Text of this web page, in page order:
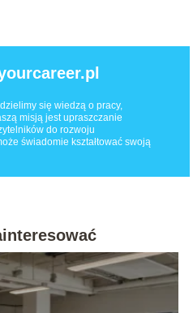
się wiedzą o pracy,
misją jest upraszczanie
do rozwoju
świadomie kształtować swoją